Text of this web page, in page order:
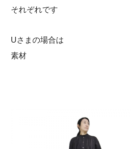
それぞれです
Uさまの場合は
素材